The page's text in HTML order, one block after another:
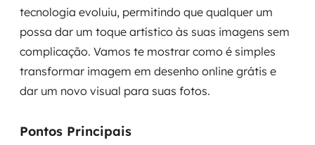
Modernização de aplicações
Desenvolvimento web e mobile
Modernização tecnológica
tecnologia evoluiu, permitindo que qualquer um
possa dar um toque artístico às suas imagens sem
complicação. Vamos te mostrar como é simples
transformar imagem em desenho online grátis e
dar um novo visual para suas fotos.
Pontos Principais